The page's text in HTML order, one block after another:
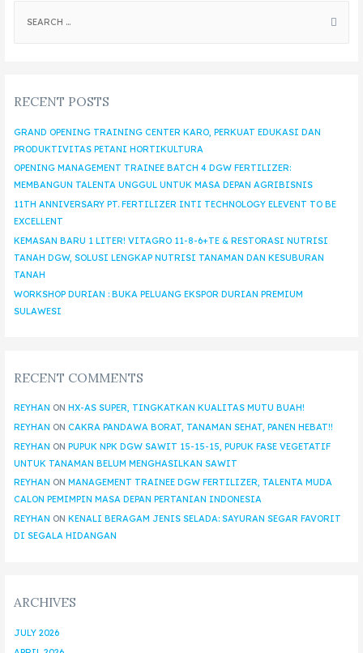
RECENT POSTS
GRAND OPENING TRAINING CENTER KARO, PERKUAT EDUKASI DAN
PRODUKTIVITAS PETANI HORTIKULTURA
OPENING MANAGEMENT TRAINEE BATCH 4 DGW FERTILIZER:
MEMBANGUN TALENTA UNGGUL UNTUK MASA DEPAN AGRIBISNIS
11TH ANNIVERSARY PT. FERTILIZER INTI TECHNOLOGY ELEVENT TO BE
EXCELLENT
KEMASAN BARU 1 LITER! VITAGRO 11-8-6+TE & RESTORASI NUTRISI
TANAH DGW, SOLUSI LENGKAP NUTRISI TANAMAN DAN KESUBURAN
TANAH
WORKSHOP DURIAN : BUKA PELUANG EKSPOR DURIAN PREMIUM
SULAWESI
RECENT COMMENTS
REYHAN ON HX-AS SUPER, TINGKATKAN KUALITAS MUTU BUAH!
REYHAN ON CAKRA PANDAWA BORAT, TANAMAN SEHAT, PANEN HEBAT!!
REYHAN ON PUPUK NPK DGW SAWIT 15-15-15, PUPUK FASE VEGETATIF
UNTUK TANAMAN BELUM MENGHASILKAN SAWIT
REYHAN ON MANAGEMENT TRAINEE DGW FERTILIZER, TALENTA MUDA
CALON PEMIMPIN MASA DEPAN PERTANIAN INDONESIA
REYHAN ON KENALI BERAGAM JENIS SELADA: SAYURAN SEGAR FAVORIT
DI SEGALA HIDANGAN
ARCHIVES
JULY 2026